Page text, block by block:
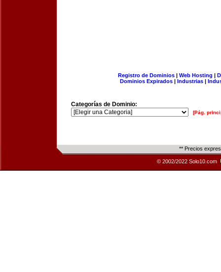
Registro de Dominios| Web Hosting |
Dominios Expirados | Industrias |
Categorías de Dominio:
[Pág.
** Precios
© 2002/2022 Solo10.com